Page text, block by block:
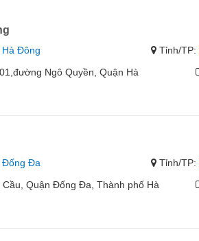
Hà Đông Tỉnh/TP:
Ngô Quyền, Quận Hà
Đống Đa Tỉnh/TP:
Quận Đống Đa, Thành phố Hà